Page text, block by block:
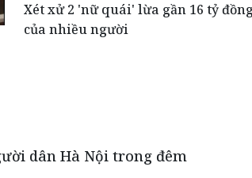
Xét xử 2 'nữ quái' lừa gần 16 tỷ
của nhiều người
dân Hà Nội trong đêm